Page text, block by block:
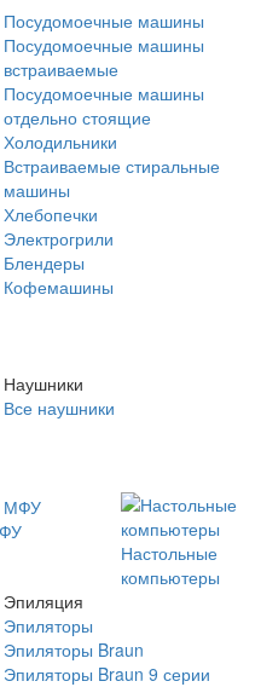
Посудомоечные машины
Посудомоечные машины
встраиваемые
Посудомоечные машины
отдельно стоящие
Холодильники
Встраиваемые стиральные
машины
Хлебопечки
Электрогрили
Блендеры
Кофемашины
Наушники
Все наушники
Настольные
компьютеры
Эпиляция
Эпиляторы
Эпиляторы Braun
Эпиляторы Braun 9 серии